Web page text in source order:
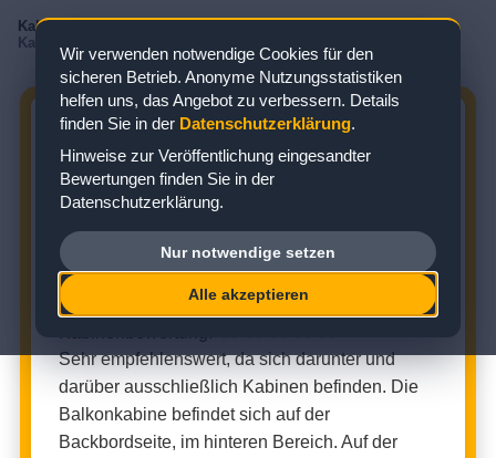
Kabinenbewertungen
Kabine 8161
MEIN SCHIFF 7 KABINE 8161:
BEWERTUNG ZUR BALKONKABINE
Zielgebiet: Kanaren
BALKONKABINE (KABINENNUMMER: 8161)
Sehr empfehlenswert, da sich darunter und
darüber ausschließlich Kabinen befinden. Die
Balkonkabine befindet sich auf der
Backbordseite, im hinteren Bereich. Auf der
Wir verwenden notwendige Cookies für den
sicheren Betrieb. Anonyme Nutzungsstatistiken
helfen uns, das Angebot zu verbessern. Details
finden Sie in der Datenschutzerklärung.
Hinweise zur Veröffentlichung eingesandter
Bewertungen finden Sie in der
Datenschutzerklärung.
Nur notwendige setzen
Alle akzeptieren